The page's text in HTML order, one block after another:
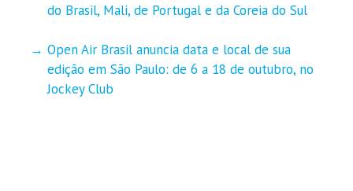
do Brasil, Mali, de Portugal e da Coreia do Sul
Open Air Brasil anuncia data e local de sua
edição em São Paulo: de 6 a 18 de outubro, no
Jockey Club